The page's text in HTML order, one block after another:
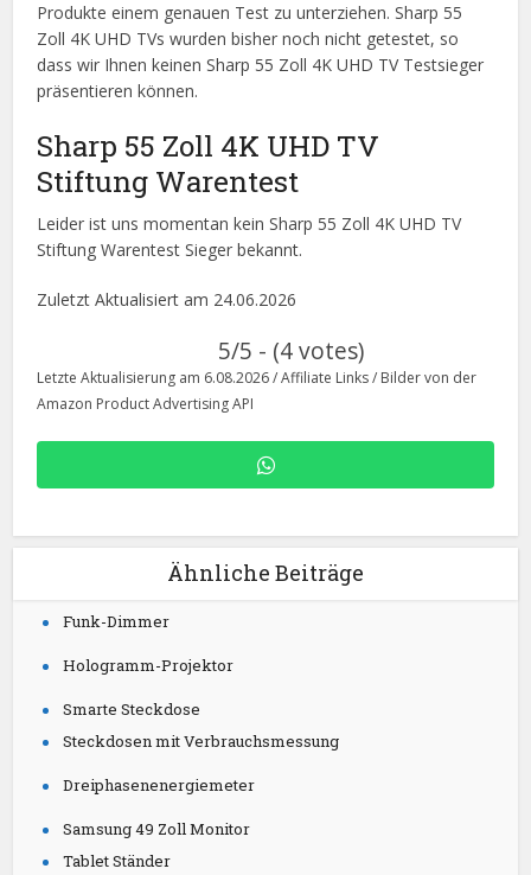
Produkte einem genauen Test zu unterziehen. Sharp 55
Zoll 4K UHD TVs wurden bisher noch nicht getestet, so
dass wir Ihnen keinen Sharp 55 Zoll 4K UHD TV Testsieger
präsentieren können.
Sharp 55 Zoll 4K UHD TV
Stiftung Warentest
Leider ist uns momentan kein Sharp 55 Zoll 4K UHD TV
Stiftung Warentest Sieger bekannt.
Zuletzt Aktualisiert am 24.06.2026
5/5 - (4 votes)
Letzte Aktualisierung am 6.08.2026 / Affiliate Links / Bilder von der
Amazon Product Advertising API
Ähnliche Beiträge
Funk-Dimmer
Hologramm-Projektor
Smarte Steckdose
Steckdosen mit Verbrauchsmessung
Dreiphasenenergiemeter
Samsung 49 Zoll Monitor
Tablet Ständer